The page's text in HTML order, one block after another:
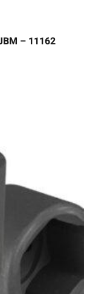
– 11162